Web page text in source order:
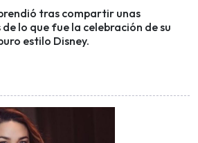
tras compartir unas
lo que fue la celebración de su
estilo Disney.